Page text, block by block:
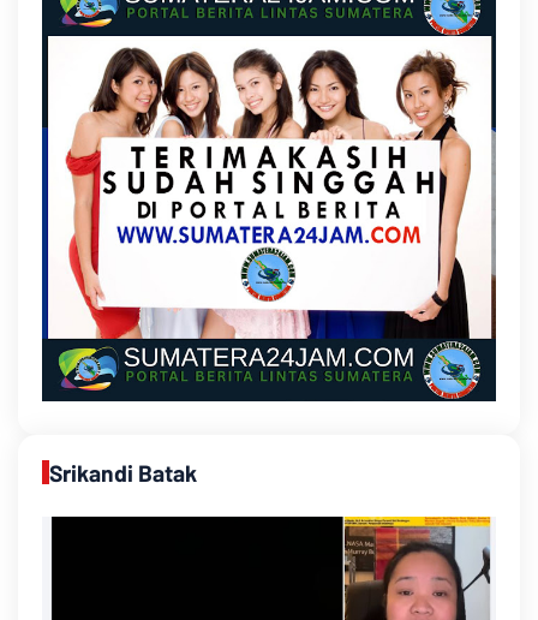
Srikandi Batak